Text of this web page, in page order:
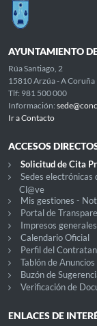
AYUNTAMIENTO
Rúa Santiago, 2
15810 Arzúa - A Coruña
Tlf: 981 500 000
Información:
Ir a Contacto
ACCESOS
Solicitud de Cita
Sedes electrónicas
Cl@ve
Mis gestiones -
Portal de
Impresos generales
Calendario Oficial
Perfil del
Tablón de Anuncios
Buzón de
Verificación de
ENLACES DE